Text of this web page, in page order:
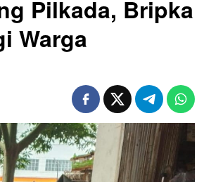
Pilkada, Bripka
Warga